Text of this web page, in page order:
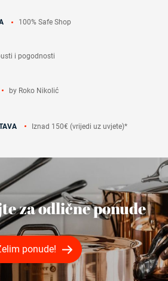
100% Safe Shop
i pogodnosti
by Roko Nikolić
Iznad 150€ (vrijedi uz uvjete)*
za odlične ponude
ponude!